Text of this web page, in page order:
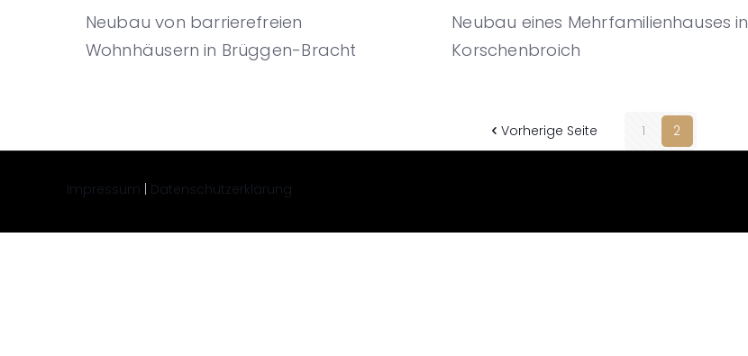
Neubau von barrierefreien
Wohnhäusern in Brüggen-Bracht
Neubau eines Mehrfamilienhauses in
Korschenbroich
Vorherige Seite 1 2
Impressum Datenschutzerklärung